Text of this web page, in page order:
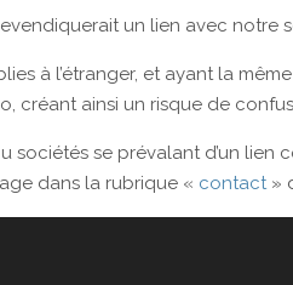
un lien avec notre
à l’étranger, et ayant la
ainsi un risque de
sociétés se prévalant d’un
dans la rubrique « contact »